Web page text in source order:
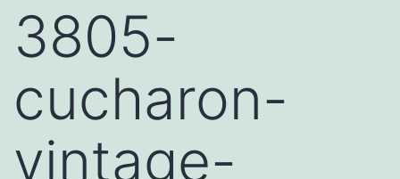
3805-
cucharon-
vintage-